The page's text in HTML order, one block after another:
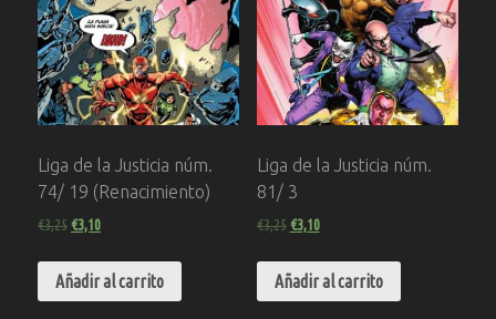
Liga de la Justicia núm.
74/ 19 (Renacimiento)
€3,25€3,10
Añadir al carrito
Liga de la Justicia núm.
81/ 3
€3,25 €3,10
Añadir al carrito